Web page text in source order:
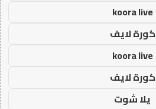
koora live
كورة لايف
koora live
كورة لايف
يلا شوت